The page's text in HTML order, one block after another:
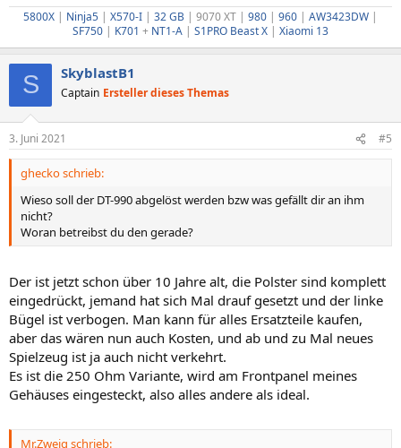
5800X | Ninja5 | X570-I | 32 GB | 9070 XT | 980 | 960 | AW3423DW |
SF750 | K701 + NT1-A | S1PRO Beast X | Xiaomi 13
S SkyblastB1
Captain Ersteller dieses Themas
3. Juni 2021 #5
ghecko schrieb:
Wieso soll der DT-990 abgelöst werden bzw was gefällt dir an ihm
nicht?
Woran betreibst du den gerade?
Der ist jetzt schon über 10 Jahre alt, die Polster sind komplett
eingedrückt, jemand hat sich Mal drauf gesetzt und der linke
Bügel ist verbogen. Man kann für alles Ersatzteile kaufen,
aber das wären nun auch Kosten, und ab und zu Mal neues
Spielzeug ist ja auch nicht verkehrt.
Es ist die 250 Ohm Variante, wird am Frontpanel meines
Gehäuses eingesteckt, also alles andere als ideal.
Mr.Zweig schrieb: